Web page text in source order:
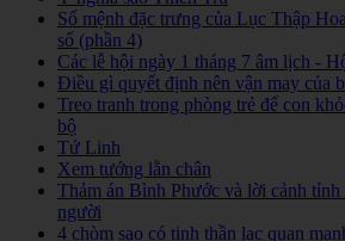
Số mệnh đặc trưng của Lục Thập
số (phần 4)
Các lễ hội ngày 1 tháng 7 âm lịch -
Điều gì quyết định nên vận may của
Treo tranh trong phòng trẻ để con
bộ
Tứ Linh
Xem tướng lằn chân
Thảm án Bình Phước và lời cảnh tỉnh
người
4 chòm sao có tinh thần lạc quan